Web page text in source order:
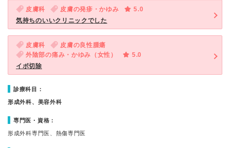
皮膚科 皮膚の発疹・かゆみ
5.0
気持ちのいいクリニックでした
皮膚科
皮膚の良性腫瘍
外陰部の痛み・かゆみ（女性）
5.0
イボ切除
診療科目：
形成外科、美容外科
専門医・資格：
形成外科専門医、熱傷専門医